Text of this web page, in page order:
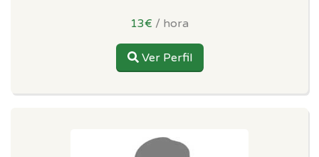
13€ / hora
Ver Perfil